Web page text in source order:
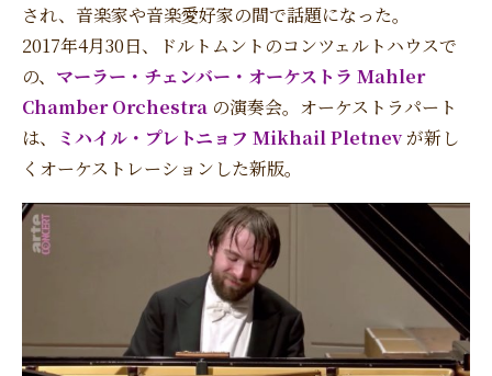
され、音楽家や音楽愛好家の間で話題になった。
2017年4月30日、ドルトムントのコンツェルトハウスで
の、 マーラー・チェンバー・オーケストラ Mahler
Chamber Orchestra の演奏会。オーケストラパート
は、
ミハイル・プレトニョフ Mikhail Pletnev が新し
くオーケストレーションした新版。